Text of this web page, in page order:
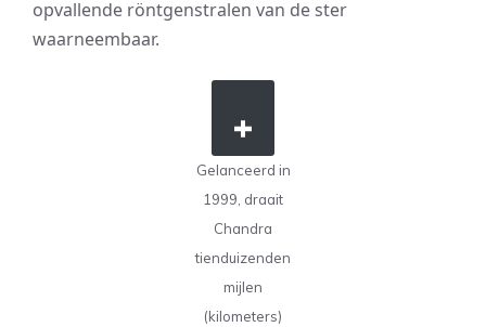
opvallende röntgenstralen van de ster
waarneembaar.
Gelanceerd in
1999, draait
Chandra
tienduizenden
mijlen
(kilometers)